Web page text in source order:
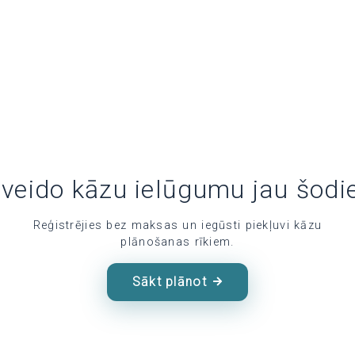
kāzu ielūgumu jau
Reģistrējies bez maksas un iegūsti piekļuvi kāzu
plānošanas rīkiem.
Sākt plānot